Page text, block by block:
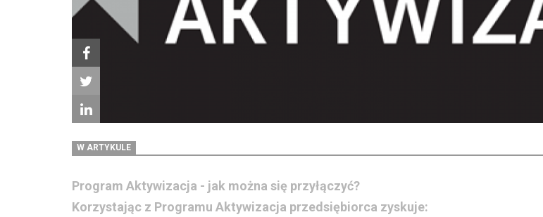
W ARTYKULE
Program Aktywizacja - jak można się przyłączyć?
Korzystając z Programu Aktywizacja przedsiębiorca zyskuje: